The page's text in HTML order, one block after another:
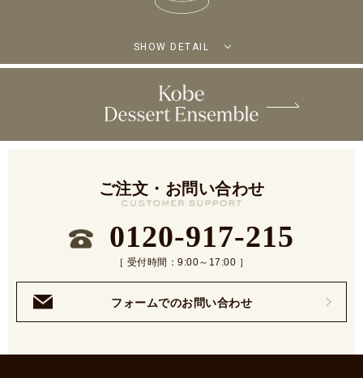
SHOW DETAIL
ご注文・お問い合わせ
0120-917-215
［ 受付時間：9:00～17:00 ］
フォームでのお問い合わせ